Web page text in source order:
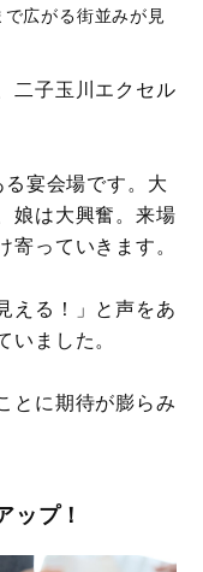
広がる街並みが見
二子玉川エクセル
宴会場です。大
娘は大興奮。来場
っていきます。
る！」と声をあ
ました。
とに期待が膨らみ
ップ！